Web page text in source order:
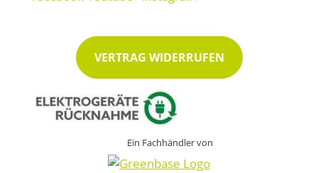
VERTRAG WIDERRUFEN
Ein Fachhändler von